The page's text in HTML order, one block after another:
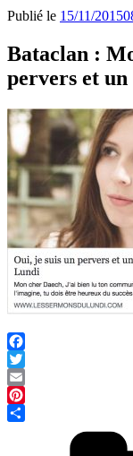
Publié le 15/11/2015
Bataclan :
pervers et
Facebook
Twitter
Email
Pinterest